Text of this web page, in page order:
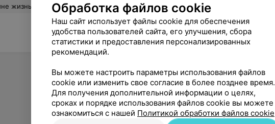
руки и сердце!!! Лучший!!! Благодарность ему на всю жизнь! Еще
Обработка файлов cookie
Наш сайт использует файлы cookie для обеспечения
удобства пользователей сайта, его улучшения, сбора
статистики и предоставления персонализированных
рекомендаций.
Вы можете настроить параметры использования файлов
cookie или изменить свое согласие в более позднее время.
Для получения дополнительной информации о целях,
сроках и порядке использования файлов cookie вы можете
ознакомиться с нашей Политикой обработки файлов cookie